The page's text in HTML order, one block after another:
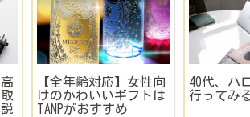
“運動不足が服着て歩
いてるような40代”が
社内バドミントン部を
【体
ン5.2
の